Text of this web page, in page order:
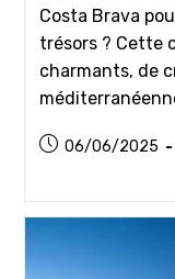
Costa Brava
trésors ? Cette
charmants, de
Publication
06/06/2025